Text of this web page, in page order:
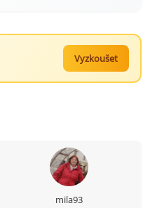
Vyzkoušet
mila93